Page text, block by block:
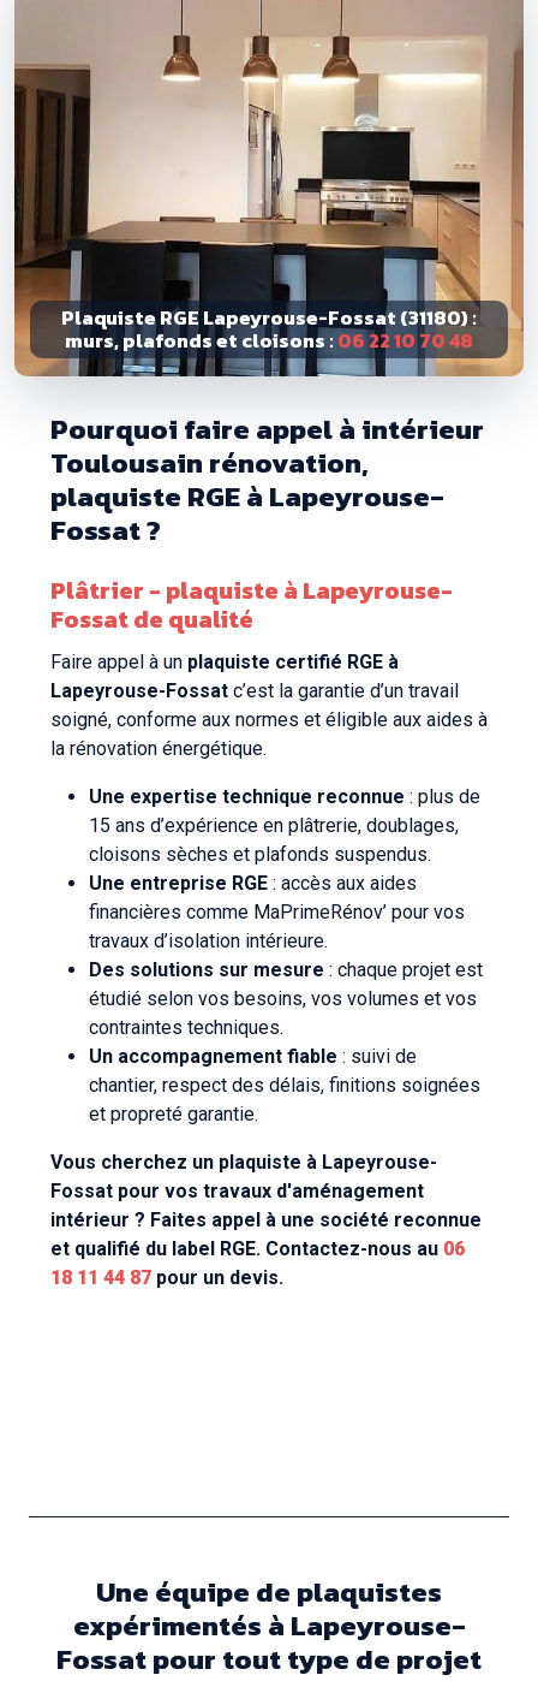
Plaquiste RGE Lapeyrouse-Fossat (31180) :
murs, plafonds et cloisons :06 22 10 70 48
Pourquoi faire appel à intérieur
Toulousain rénovation,
plaquiste RGE à Lapeyrouse-
Fossat ?
Plâtrier - plaquiste à Lapeyrouse-
Fossat de qualité
Faire appel à un plaquiste certifié RGE à
Lapeyrouse-Fossat c’est la garantie d’un travail
soigné, conforme aux normes et éligible aux aides à
la rénovation énergétique.
Une expertise technique reconnue : plus de
15 ans d’expérience en plâtrerie, doublages,
cloisons sèches et plafonds suspendus.
Une entreprise RGE : accès aux aides
financières comme MaPrimeRénov’ pour vos
travaux d’isolation intérieure.
Des solutions sur mesure : chaque projet est
étudié selon vos besoins, vos volumes et vos
contraintes techniques.
Un accompagnement fiable : suivi de
chantier, respect des délais, finitions soignées
et propreté garantie.
Vous cherchez un plaquiste à Lapeyrouse-
Fossat pour vos travaux d'aménagement
intérieur ? Faites appel à une société reconnue
et qualifié du label RGE. Contactez-nous au 06
18 11 44 87 pour un devis.
Une équipe de plaquistes
expérimentés à Lapeyrouse-
Fossat pour tout type de projet